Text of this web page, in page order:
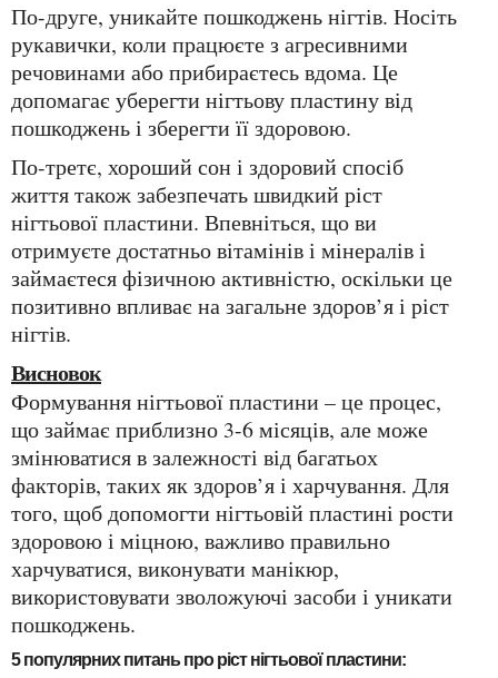
По-друге, уникайте пошкоджень нігтів. Носіть
рукавички, коли працюєте з агресивними
речовинами або прибираєтесь вдома. Це
допомагає уберегти нігтьову пластину від
пошкоджень і зберегти її здоровою.
По-третє, хороший сон і здоровий спосіб
життя також забезпечать швидкий ріст
нігтьової пластини. Впевніться, що ви
отримуєте достатньо вітамінів і мінералів і
займаєтеся фізичною активністю, оскільки це
позитивно впливає на загальне здоров’я і ріст
нігтів.
Висновок
Формування нігтьової пластини – це процес,
що займає приблизно 3-6 місяців, але може
змінюватися в залежності від багатьох
факторів, таких як здоров’я і харчування. Для
того, щоб допомогти нігтьовій пластині рости
здоровою і міцною, важливо правильно
харчуватися, виконувати манікюр,
використовувати зволожуючі засоби і уникати
пошкоджень.
5 популярних питань про ріст нігтьової пластини: